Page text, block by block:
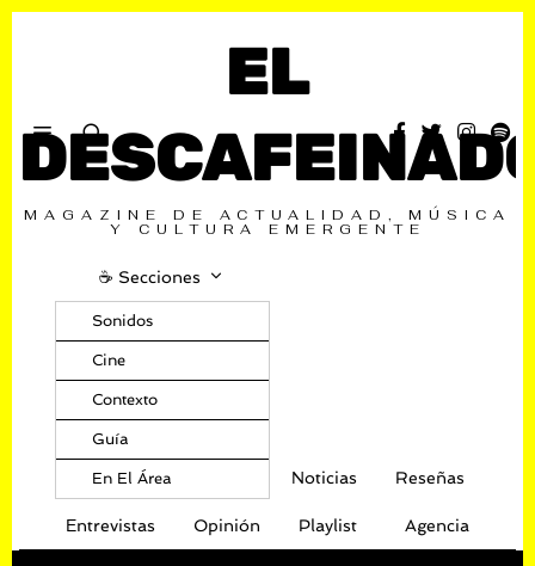
EL
MAGAZINE DE ACTUALIDAD, MÚSICA
Y CULTURA EMERGENTE
☕️ Secciones
Sonidos
Cine
Contexto
Guía
En El Área Noticias Reseñas
Entrevistas Opinión Playlist Agencia